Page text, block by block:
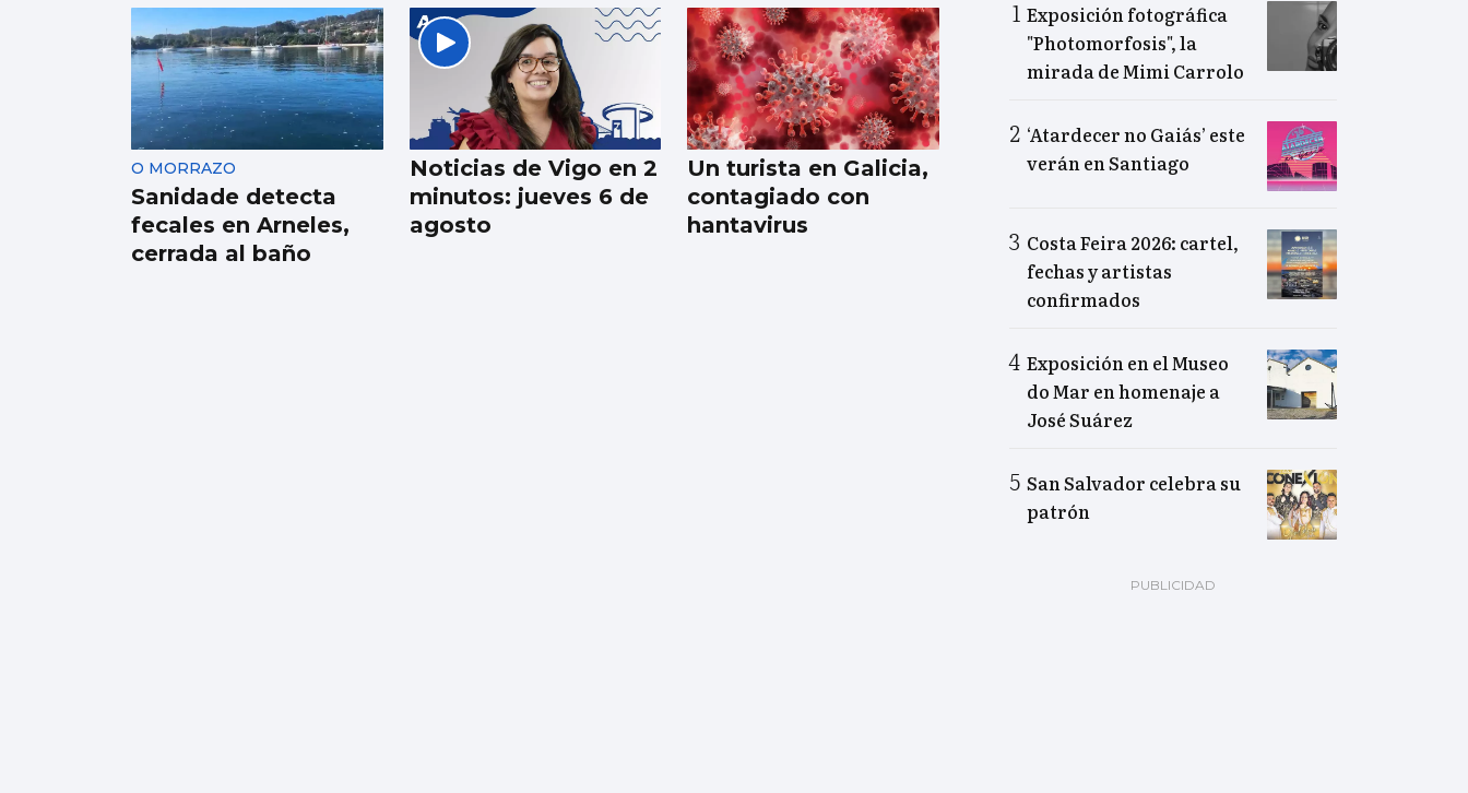
La conselleira do Mar
visita el visor
submarino
“Atlántida” de
Bouzas
O MORRAZO
Sanidade detecta
fecales en Arneles,
cerrada al baño
Noticias de Vigo en 2
minutos: jueves 6 de
agosto
Un turista en Galicia,
contagiado con
hantavirus
Exposición fotográfica
"Photomorfosis", la
mirada de Mimi Carrolo
‘Atardecer no Gaiás’ este
verán en Santiago
Costa Feira 2026: cartel,
fechas y artistas
confirmados
Exposición en el Museo
do Mar en homenaje a
José Suárez
San Salvador celebra su
patrón